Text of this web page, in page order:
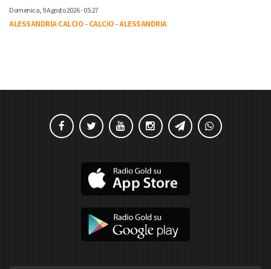
Domenica, 9 Agosto 2026 - 05:27
ALESSANDRIA CALCIO-CALCIO-ALESSANDRIA